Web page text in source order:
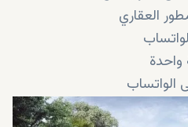
العقاري
الواتساب